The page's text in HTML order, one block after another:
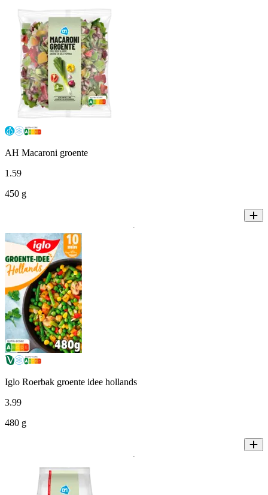
AH Macaroni groente
1 .59
450 g
Iglo Roerbak groente idee hollands
3.99
480 g